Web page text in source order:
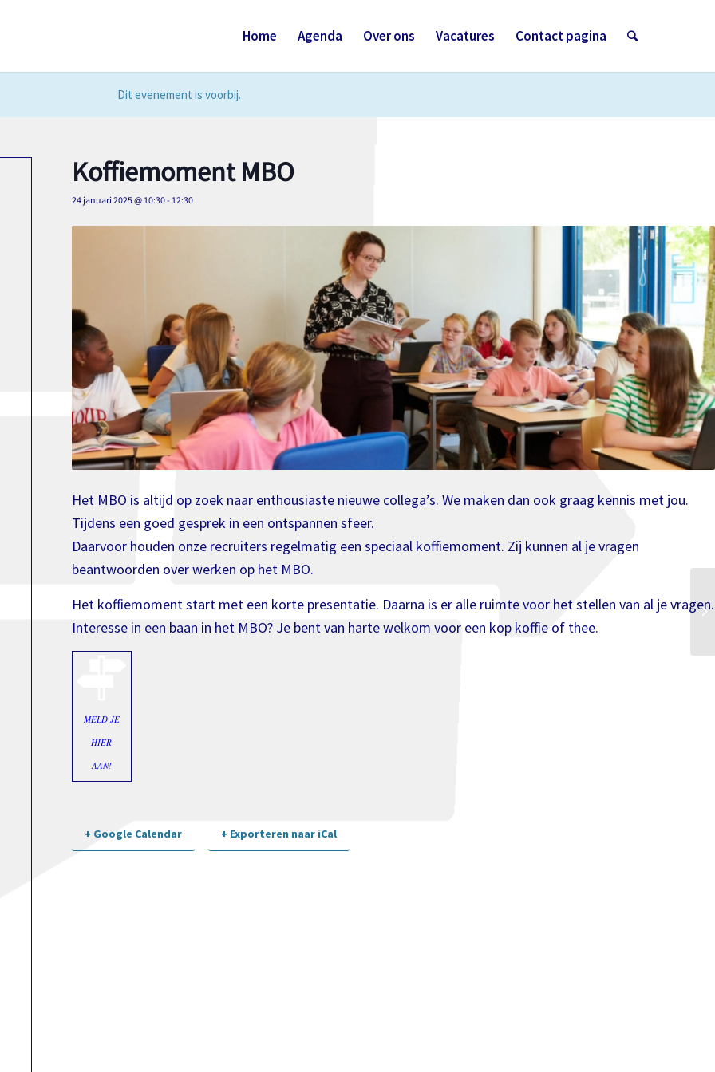
Home Agenda Over ons Vacatures Contact pagina
Dit evenement is voorbij.
Koffiemoment MBO
24 januari 2025 @ 10:30- 12:30
Het MBO is altijd op zoek naar enthousiaste nieuwe collega’s. We maken dan ook graag kennis met jou.
Tijdens een goed gesprek in een ontspannen sfeer.
Daarvoor houden onze recruiters regelmatig een speciaal koffiemoment. Zij kunnen al je vragen
beantwoorden over werken op het MBO.
Het koffiemoment start met een korte presentatie. Daarna is er alle ruimte voor het stellen van al je vragen.
Interesse in een baan in het MBO? Je bent van harte welkom voor een kop koffie of thee.
MELD JE
HIER
AAN!
+ Google Calendar + Exporteren naar iCal